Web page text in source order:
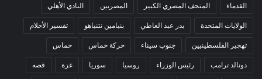
القدماء المتحف المصري الكبير المصريين النادي الأهلي
الولايات المتحدة بدر عبد العاطي بنيامين نتنياهو تفسير الأحلام
تهجير الفلسطينيين جنوب سيناء حركة حماس حماس
دونالد ترامب رئيس الوزراء روسيا سوريا غزة قصه